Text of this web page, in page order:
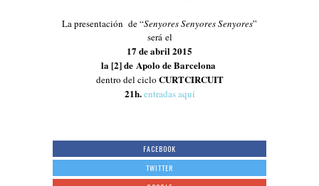
La presentación de “Senyores Senyores Senyores”
será el
17 de abril 2015
la [2] de Apolo de Barcelona
dentro del ciclo CURTCIRCUIT
21h.entradas aquí
FACEBOOK
TWITTER